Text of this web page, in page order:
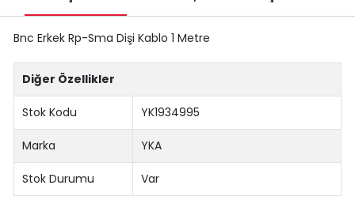
Bnc Erkek Rp-Sma Dişi Kablo 1 Metre
Diğer Özellikler
Stok Kodu YK1934995
Marka YKA
Stok Durumu Var